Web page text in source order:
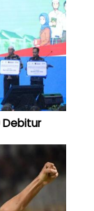
Debitur